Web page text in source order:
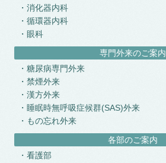
消化器内科
循環器内科
眼科
専門外来のご案内
糖尿病専門外来
禁煙外来
漢方外来
睡眠時無呼吸症候群(SAS)外来
もの忘れ外来
各部のご案内
看護部